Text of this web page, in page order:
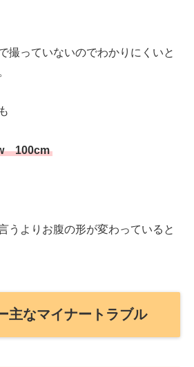
撮っていないのでわかりにくいと
100cm
うよりお腹の形が変わっていると
主なマイナートラブル